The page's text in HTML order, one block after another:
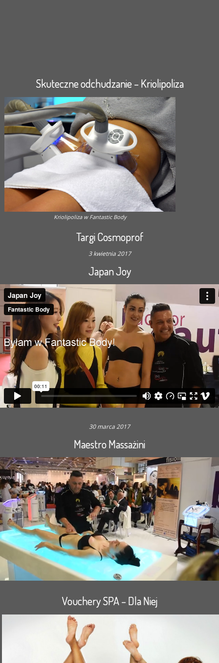
Skuteczne odchudzanie – Kriolipoliza
Kriolipoliza w Fantastic Body
Targi Cosmoprof
3 kwietnia 2017
Japan Joy
30 marca 2017
Maestro Massażini
Vouchery SPA – Dla Niej